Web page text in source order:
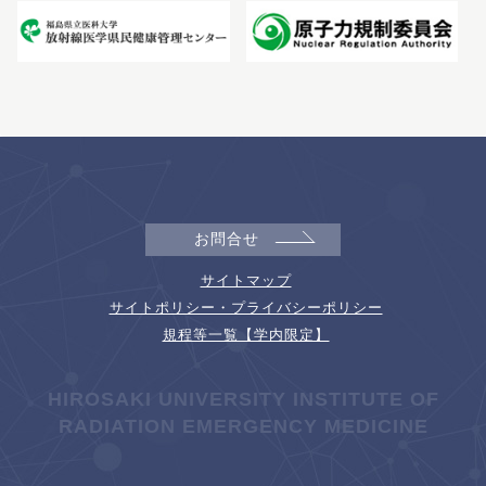
お問合せ
サイトマップ
サイトポリシー・プライバシーポリシー
規程等一覧【学内限定】
HIROSAKI UNIVERSITY INSTITUTE OF
RADIATION EMERGENCY MEDICINE